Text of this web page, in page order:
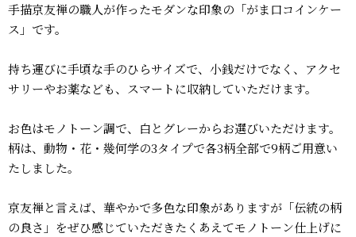
手描京友禅の職人が作ったモダンな印象の「がま口コインケー
ス」です。
持ち運びに手頃な手のひらサイズで、小銭だけでなく、アクセ
サリーやお薬なども、スマートに収納していただけます。
お色はモノトーン調で、白とグレーからお選びいただけます。
柄は、動物・花・幾何学の3タイプで各3柄全部で9柄ご用意い
たしました。
京友禅と言えば、華やかで多色な印象がありますが「伝統の柄
の良さ」をぜひ感じていただきたくあえてモノトーン仕上げに